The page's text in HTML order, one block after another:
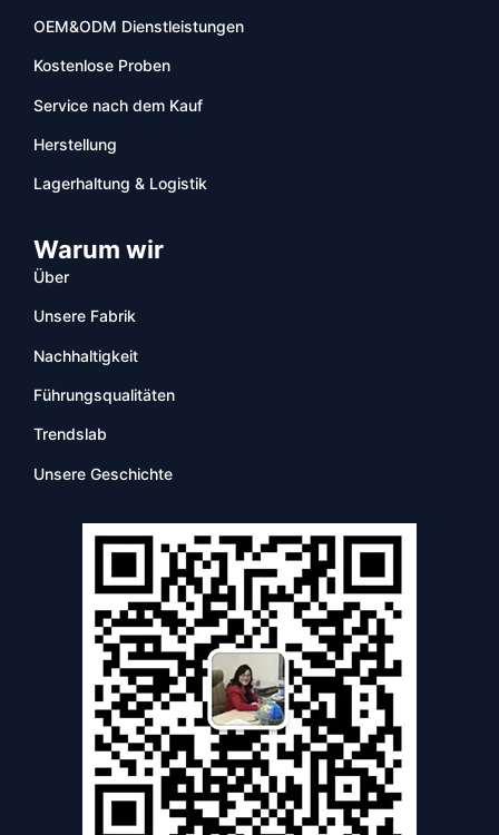
OEM&ODM Dienstleistungen
Kostenlose Proben
Service nach dem Kauf
Herstellung
Lagerhaltung & Logistik
Warum wir
Über
Unsere Fabrik
Nachhaltigkeit
Führungsqualitäten
Trendslab
Unsere Geschichte